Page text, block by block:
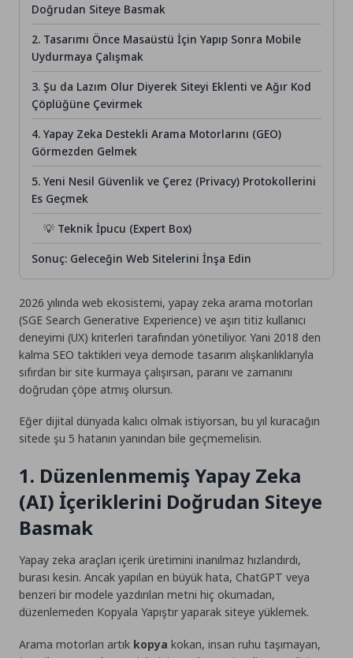
Doğrudan Siteye Basmak
2. Tasarımı Önce Masaüstü İçin Yapıp Sonra Mobile
Uydurmaya Çalışmak
3. Şu da Lazım Olur Diyerek Siteyi Eklenti ve Ağır Kod
Çöplüğüne Çevirmek
4. Yapay Zeka Destekli Arama Motorlarını (GEO)
Görmezden Gelmek
5. Yeni Nesil Güvenlik ve Çerez (Privacy) Protokollerini
Es Geçmek
💡 Teknik İpucu (Expert Box)
Sonuç: Geleceğin Web Sitelerini İnşa Edin
2026 yılında web ekosistemi, yapay zeka arama motorları
(SGE Search Generative Experience) ve aşırı titiz kullanıcı
deneyimi (UX) kriterleri tarafından yönetiliyor. Yani 2018 den
kalma SEO taktikleri veya demode tasarım alışkanlıklarıyla
sıfırdan bir site kurmaya çalışırsan, paranı ve zamanını
doğrudan çöpe atmış olursun.
Eğer dijital dünyada kalıcı olmak istiyorsan, bu yıl kuracağın
sitede şu 5 hatanın yanından bile geçmemelisin.
1. Düzenlenmemiş Yapay Zeka
(AI) İçeriklerini Doğrudan Siteye
Basmak
Yapay zeka araçları içerik üretimini inanılmaz hızlandırdı,
burası kesin. Ancak yapılan en büyük hata, ChatGPT veya
benzeri bir modele yazdırılan metni hiç okumadan,
düzenlemeden Kopyala Yapıştır yaparak siteye yüklemek.
Arama motorları artık kopyakokan, insan ruhu taşımayan,